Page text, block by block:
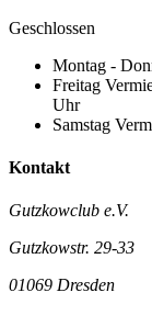
Geschlossen
Montag -
Freitag
Uhr
Samstag
Kontakt
Gutzkowclub e.V.
Gutzkowstr. 29-33
01069 Dresden